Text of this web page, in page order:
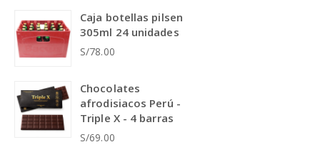
Caja botellas pilsen
305ml 24 unidades
S/78.00
Chocolates
afrodisiacos Perú -
Triple X - 4 barras
S/69.00